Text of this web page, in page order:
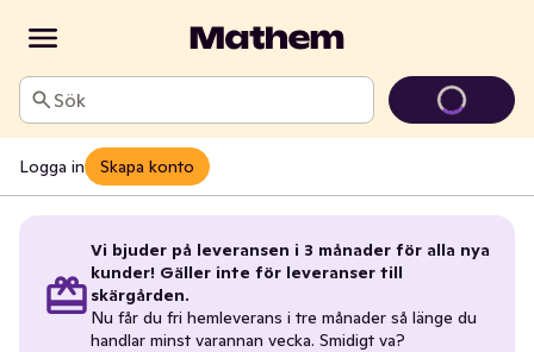
Sök
Logga in Skapa konto
Vi bjuder på leveransen i 3 månader för alla nya
kunder! Gäller inte för leveranser till
skärgården.
Nu får du fri hemleverans i tre månader så länge du
handlar minst varannan vecka. Smidigt va?